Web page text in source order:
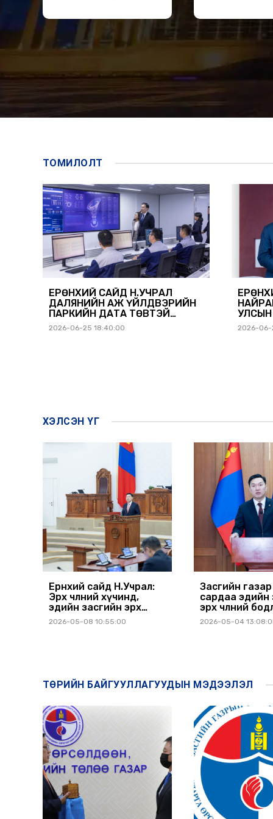
ТОМИЛОЛТ
ЕРӨНХИЙ САЙД Н.УЧРАЛ
ДАЛЯНИЙН АЖ ҮЙЛДВЭРИЙН
ПАРКИЙН ДАТА ТӨВТЭЙ
ТАНИЛЦАВ
2026-06-25 18:40:00 2026-06-
ХЭЛСЭН ҮГ
Ерөнхий сайд Н.Учрал:
Эрх чөлөөний хүчинд,
эдийн засгийн эрх
чөлөөнд итгэж,
хүндрэлийн мөчлөгийг
2026-05-08 10:55:00
Засгийн
сардаа эдийн
эрх чөлөөний
бодит гараа
Чөлөөлөлтийн 12
2026-05-04
ТӨРИЙН БАЙГУУЛЛАГУУДЫН МЭДЭЭЛЭЛ